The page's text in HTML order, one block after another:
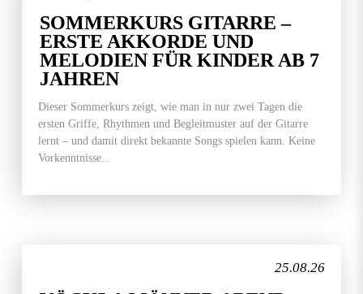
SOMMERKURS GITARRE –
ERSTE AKKORDE UND
MELODIEN FÜR KINDER AB 7
JAHREN
Dieser Sommerkurs zeigt, wie man in nur zwei Tagen die
ersten Griffe, Rhythmen und Begleitmuster auf der Gitarre
lernt – und damit direkt bekannte Songs spielen kann. Keine
Vorkenntnisse...
25.08.26